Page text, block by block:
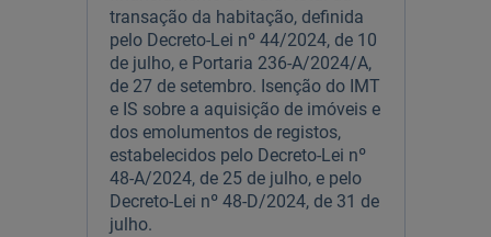
transação da habitação, definida
pelo Decreto-Lei nº 44/2024, de 10
de julho, e Portaria 236-A/2024/A,
de 27 de setembro. Isenção do IMT
e IS sobre a aquisição de imóveis e
dos emolumentos de registos,
estabelecidos pelo Decreto-Lei nº
48-A/2024, de 25 de julho, e pelo
Decreto-Lei nº 48-D/2024, de 31 de
julho.